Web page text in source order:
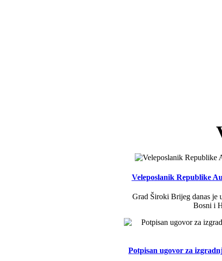
Veleposlanik Republike
Grad Široki Brijeg danas je
Bosni i
Potpisan ugovor za